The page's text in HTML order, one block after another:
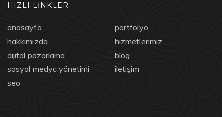
HIZLI LİNKLER
anasayfa
hakkımızda
dijital pazarlama
sosyal medya yönetimi
seo
portfolyo
hizmetlerimiz
blog
iletişim